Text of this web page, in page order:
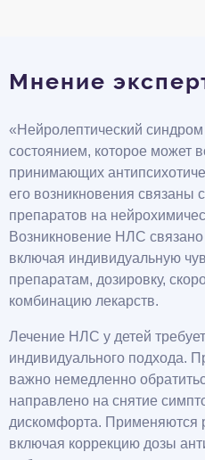
Мнение
«Нейролептический
состоянием, которое может
принимающих
его возникновения связаны
препаратов на
Возникновение НЛС
включая индивидуальную
препаратам, дозировку,
комбинацию лекарств.
Лечение НЛС у детей
индивидуального подхода.
важно немедленно
направлено на снятие
дискомфорта. Применяются
включая коррекцию дозы